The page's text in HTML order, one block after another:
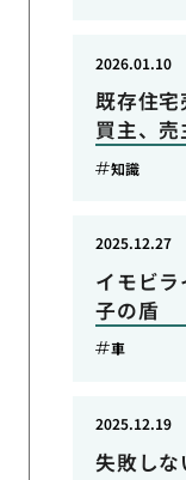
既存住宅
買主、
2026.01.10
知識
イモビ
子の盾
2025.12.27
車
失敗しな
2025.12.19